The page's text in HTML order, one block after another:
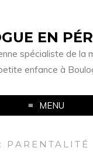
EN
spécialiste de la
enfance à
MENU
PARENTALITÉ